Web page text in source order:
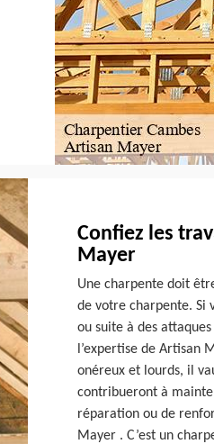
Confiez les
Mayer
Une charpente doit
de votre charpente. Si
ou suite à des
l’expertise de Artisan
onéreux et lourds, il
contribueront à
réparation ou de
Mayer . C’est un